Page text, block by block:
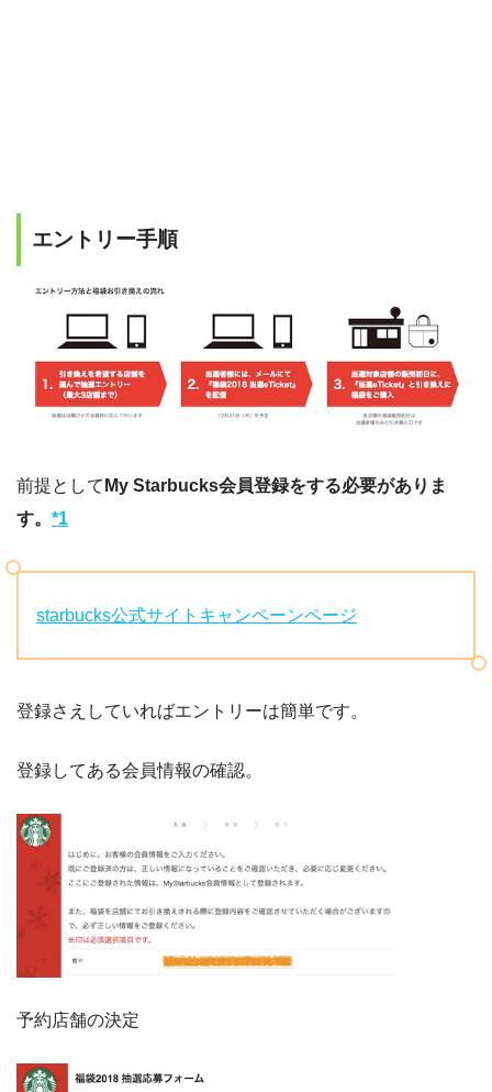
エントリー手順
前提として My Starbucks会員登録をする必要がありま
す。 *1
starbucks公式サイトキャンペーンページ
登録さえしていればエントリーは簡単です。
登録してある会員情報の確認。
予約店舗の決定